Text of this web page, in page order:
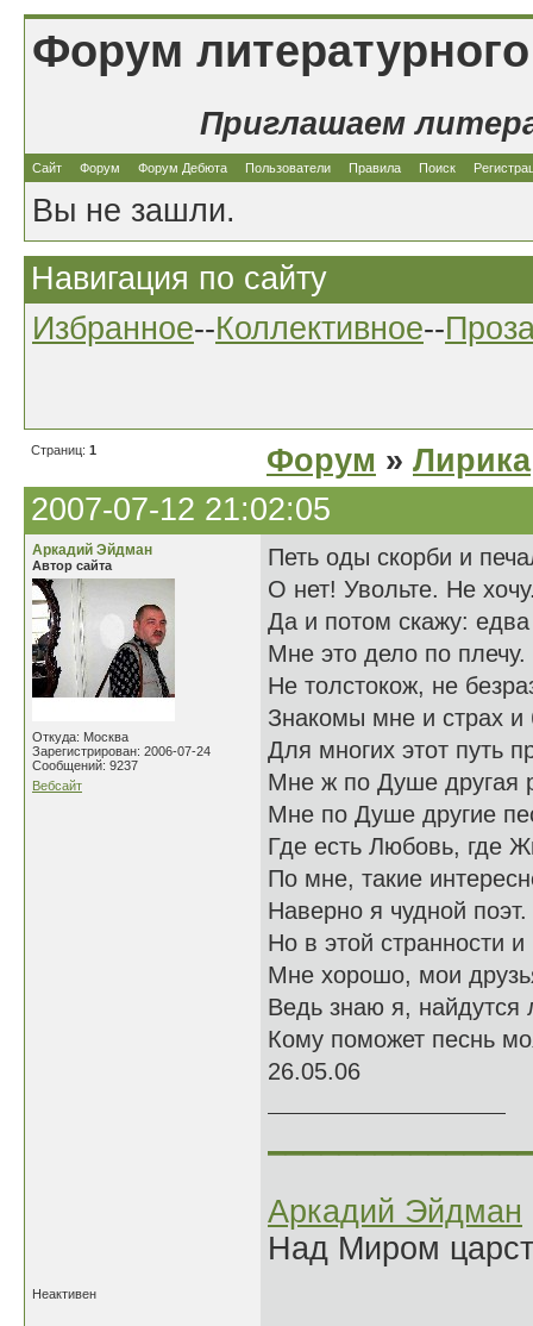
Форум
Приглашаем
Сайт Форум Форум Дебюта Пользователи Правила Поиск
Вы не зашли.
Навигация по сайту
Избранное--Коллективное--
Страниц: 1 Форум » Лирика
2007-07-12 21:02:05
Аркадий Эйдман
Автор сайта
Откуда: Москва
Зарегистрирован: 2006-07-24
Сообщений: 9237
Вебсайт
Петь оды скорби и
О нет! Увольте. Не
Да и потом скажу:
Мне это дело по плечу.
Не толстокож, не
Знакомы мне и страх и
Для многих этот путь
Мне ж по Душе другая
Мне по Душе другие
Где есть Любовь, где
По мне, такие
Наверно я чудной поэт.
Но в этой странности и
Мне хорошо, мои
Ведь знаю я, найдутся
Кому поможет песнь
26.05.06
Аркадий Эйдман
Над Миром
Неактивен